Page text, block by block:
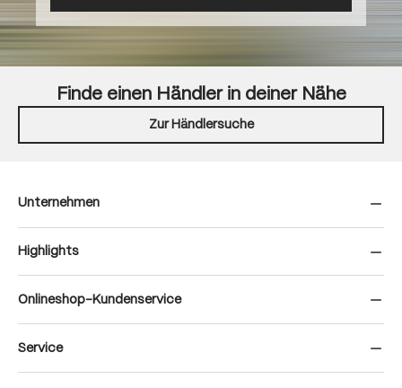
Finde einen Händler in deiner Nähe
Zur Händlersuche
Unternehmen
Highlights
Onlineshop-Kundenservice
Service